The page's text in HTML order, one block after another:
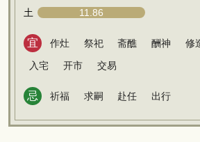
土 11.86
宜 作灶 祭祀 斋醮 酬神 修
入宅
开市 交易
忌 祈福 求嗣 赴任 出行